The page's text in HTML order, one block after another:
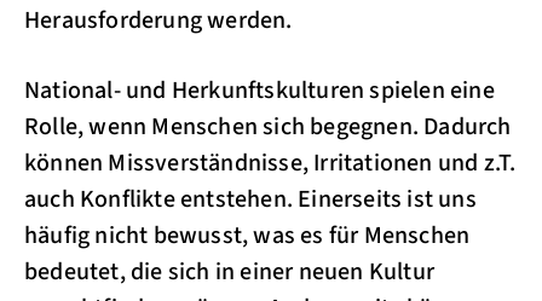
Herausforderung werden.
National- und Herkunftskulturen spielen eine
Rolle, wenn Menschen sich begegnen. Dadurch
können Missverständnisse, Irritationen und z.T.
auch Konflikte entstehen. Einerseits ist uns
häufig nicht bewusst, was es für Menschen
bedeutet, die sich in einer neuen Kultur